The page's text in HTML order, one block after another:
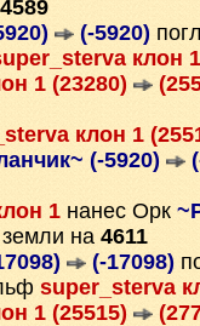
4589
(-5920)
клон 1
1 (23280)
клон 1
(-5920)
1 нанес Орк
на 4611
(-17098)
super_sterva
1 (25515)